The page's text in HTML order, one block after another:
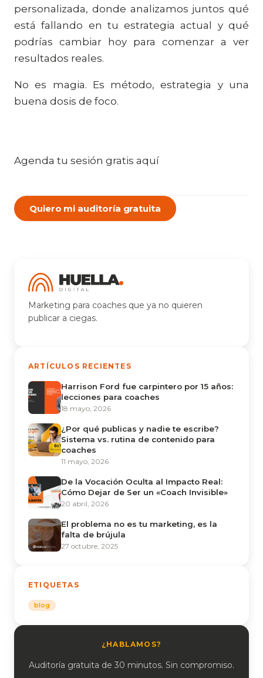
personalizada, donde analizamos juntos qué
está fallando en tu estrategia actual y qué
podrías cambiar hoy para comenzar a ver
resultados reales.
No es magia. Es método, estrategia y una
buena dosis de foco.
Agenda tu sesión gratis aquí
Quiero mi auditoría gratuita
Marketing para coaches que ya no quieren
publicar a ciegas.
ARTÍCULOS RECIENTES
Harrison Ford fue carpintero por 15 años:
lecciones para coaches
18 mayo, 2026
¿Por qué publicas y nadie te escribe?
Sistema vs. rutina de contenido para
coaches
11 mayo, 2026
De la Vocación Oculta al Impacto Real:
Cómo Dejar de Ser un «Coach Invisible»
20 abril, 2026
El problema no es tu marketing, es la
falta de brújula
27 octubre, 2025
ETIQUETAS
blog
¿HABLAMOS?
Auditoría gratuita de 30 minutos. Sin compromiso.